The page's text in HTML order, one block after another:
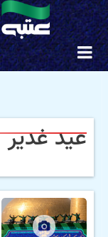
عید غدیر